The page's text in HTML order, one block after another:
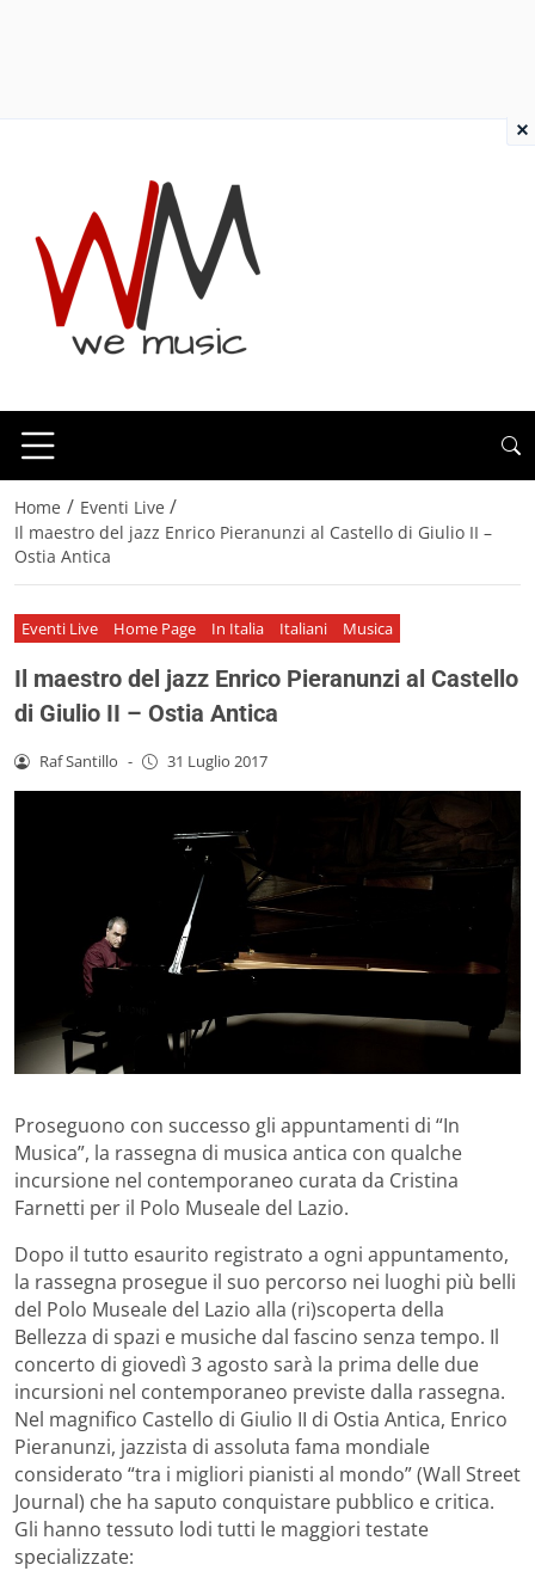
Home / Eventi Live /
Il maestro del jazz Enrico Pieranunzi al Castello di Giulio II –
Ostia Antica
Eventi Live Home Page In Italia Italiani Musica
Il maestro del jazz Enrico Pieranunzi al Castello
di Giulio II – Ostia Antica
Raf Santillo - 31 Luglio 2017
Proseguono con successo gli appuntamenti di “In
Musica”, la rassegna di musica antica con qualche
incursione nel contemporaneo curata da Cristina
Farnetti per il Polo Museale del Lazio.
Dopo il tutto esaurito registrato a ogni appuntamento,
la rassegna prosegue il suo percorso nei luoghi più belli
del Polo Museale del Lazio alla (ri)scoperta della
Bellezza di spazi e musiche dal fascino senza tempo. Il
concerto di giovedì 3 agosto sarà la prima delle due
incursioni nel contemporaneo previste dalla rassegna.
Nel magnifico Castello di Giulio II di Ostia Antica, Enrico
Pieranunzi, jazzista di assoluta fama mondiale
considerato “tra i migliori pianisti al mondo” (Wall Street
Journal) che ha saputo conquistare pubblico e critica.
Gli hanno tessuto lodi tutti le maggiori testate
specializzate:
×